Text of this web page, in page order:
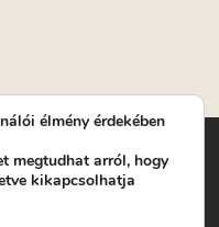
Kft. | Működési
Kálvária tér 6. |
tér 14. | Titkárság:
élmény érdekében
megtudhat arról, hogy
kikapcsolhatja